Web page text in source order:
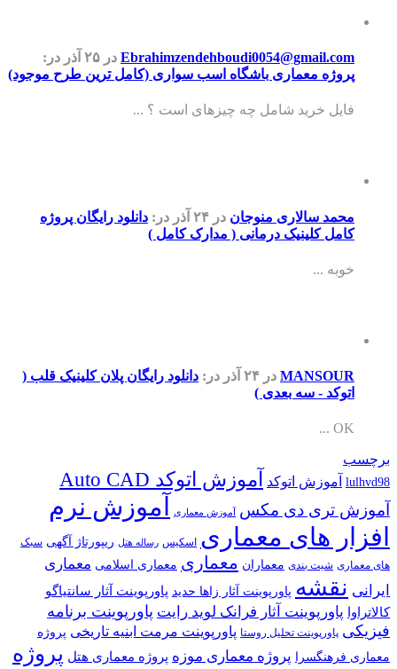
Ebrahimzendehboudi0054@gmail.com در ۲۵ آذر
در:
پروژه معماری باشگاه اسب سواری (کامل ترین طرح موجود)
فایل خرید شامل چه چیزهای است ؟ ...
محمد سالاری منوجان در ۲۴ آذر در: دانلود رایگان پروژه
کامل کلینیک درمانی ( مدارک کامل )
خوبه ...
MANSOUR در ۲۴ آذر در: دانلود رایگان پلان کلینیک قلب (
اتوکد - سه بعدی )
OK ...
برچسب
lulhvd98 آموزش اتوکد آموزش اتوکد Auto CAD
آموزش تری دی مکس آموزش معماری
آموزش نرم
افزار های معماری اسکیس رساله هتل ریپورتاژ آگهی سبک
های معماری شیت بندی معماران معماری معماری اسلامی معماری
ایرانی نقشه پاورپوینت آثار زاها حدید پاورپوینت آثار سانتیاگو
کالاتراوا پاورپوینت آثار فرانک لوید رایت پاورپوینت برنامه
فیزیکی پاورپوینت تحلیل روستا پاورپوینت مرمت ابنیه تاریخی پروژه
معماری فرهنگسرا پروژه معماری موزه پروژه معماری هتل پروژه